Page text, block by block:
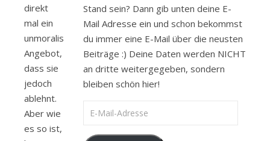
direkt
mal ein
unmoralisches
Angebot,
dass sie
jedoch
ablehnt.
Aber wie
es so ist,
Stand sein? Dann gib unten deine E-
Mail Adresse ein und schon bekommst
du immer eine E-Mail über die neusten
Beiträge :) Deine Daten werden NICHT
an dritte weitergegeben, sondern
bleiben schön hier!
E-Mail-Adresse